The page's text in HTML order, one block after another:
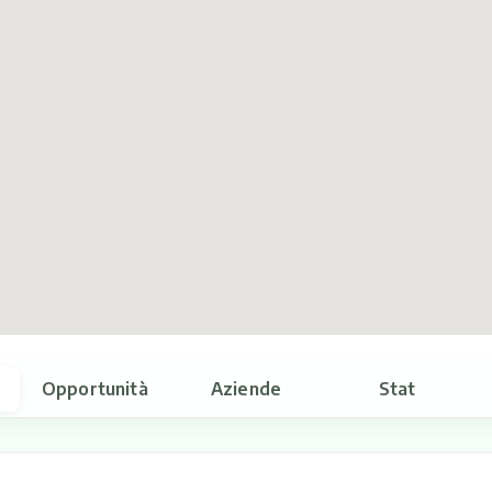
Opportunità Aziende Stat